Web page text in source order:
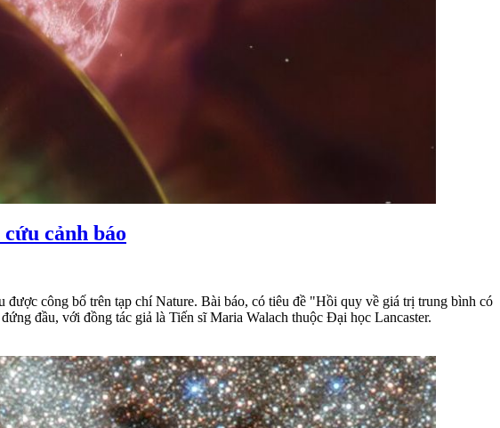
cảnh báo
công bố trên tạp chí Nature. Bài báo, có tiêu đề "Hồi quy về giá trị trung bình có
đầu, với đồng tác giả là Tiến sĩ Maria Walach thuộc Đại học Lancaster.